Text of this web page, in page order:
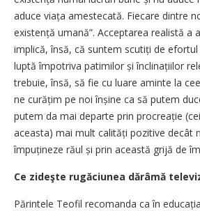
aduce viața amestecată. Fiecare dintre
existență umană”. Acceptarea realistă a
implică, însă, că suntem scutiți de
luptă împotriva patimilor și înclinațiilor
trebuie, însă, să fie cu luare aminte la
ne curățim pe noi înșine ca să putem
putem da mai departe prin procreație
aceasta) mai mult calități pozitive decât
împuțineze răul și prin această grijă de
Ce zideşte rugăciunea dărâmă
Părintele Teofil recomanda ca în